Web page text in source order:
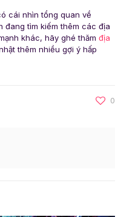
cái nhìn tổng quan về
đang tìm kiếm thêm các địa
khác, hãy ghé thăm địa
thêm nhiều gợi ý hấp
0